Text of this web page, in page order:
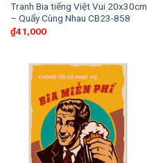
Tranh Bia tiếng Việt Vui 20x30cm
– Quẩy Cùng Nhau CB23-858
₫41,000